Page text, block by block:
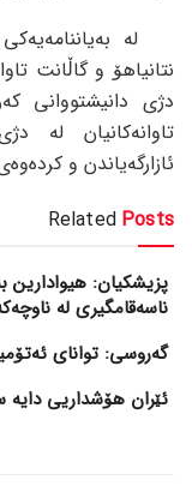
لە
نتانیاهۆ و گاڵانت
دژی دانیشتووانی
تاوانەکانیان لە
ئازارگەیاندن و
Related Posts
پزیشکیان: هیوادارین
ناسەقامگیری لە
گەروسی: توانای
ئێران هۆشداریی